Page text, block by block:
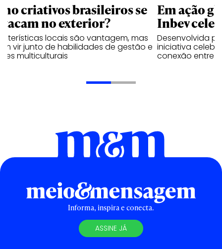
criativos brasileiros se
no exterior?
locais são vantagem, mas
vir junto de habilidades de gestão e
multiculturais
Em ação
Inbev
Desenvolvida
iniciativa
conexão entre
Informa, inspira e conecta.
ASSINE JÁ